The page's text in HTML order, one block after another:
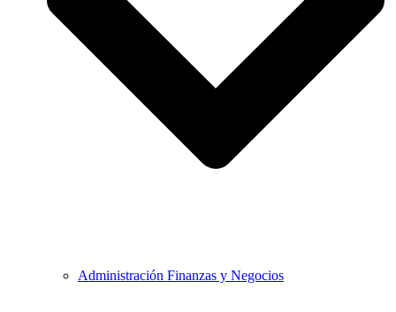
Administración Finanzas y Negocios